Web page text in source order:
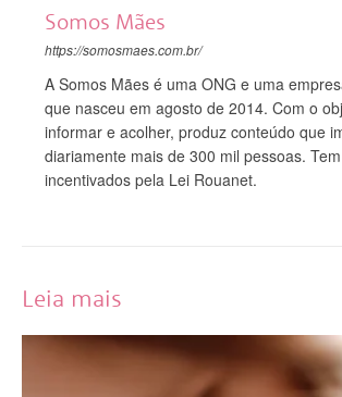
Somos Mães
https://somosmaes.com.br/
A Somos Mães é uma ONG e uma
que nasceu em agosto de 2014. Com o
informar e acolher, produz conteúdo que
diariamente mais de 300 mil pessoas.
incentivados pela Lei Rouanet.
Leia mais